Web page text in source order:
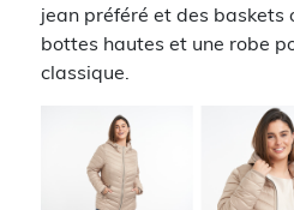
jean préféré et des baskets
bottes hautes et une robe
classique.